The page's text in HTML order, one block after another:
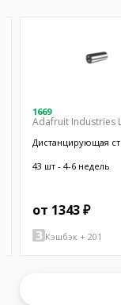
1669
Adafruit Industries
Дистанцирующая
латунь; никель
43 шт - 4-6 недель
от 1343 ₽
Кэшбэк + 201